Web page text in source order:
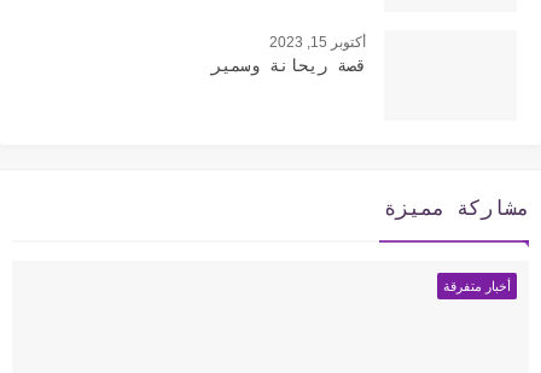
أكتوبر 15, 2023
قصة ريحانة وسمير
مشاركة مميزة
أخبار متفرقة